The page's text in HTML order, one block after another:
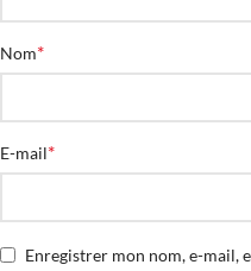
Nom*
E-mail*
Enregistrer mon nom, e-mail,